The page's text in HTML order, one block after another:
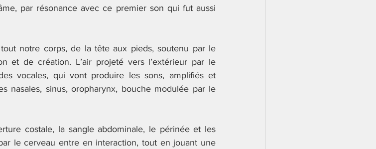
par résonance avec ce premier son qui fut aussi
notre corps, de la tête aux pieds, soutenu par le
et de création. L’air projeté vers l’extérieur par le
vocales, qui vont produire les sons, amplifiés et
nasales, sinus, oropharynx, bouche modulée par le
costale, la sangle abdominale, le périnée et les
le cerveau entre en interaction, tout en jouant une